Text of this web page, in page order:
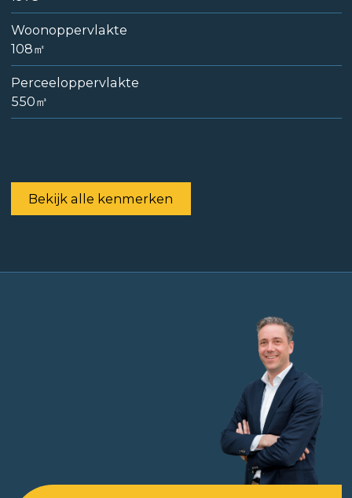
Woonoppervlakte
108㎡
Perceeloppervlakte
550㎥
Bekijk alle kenmerken